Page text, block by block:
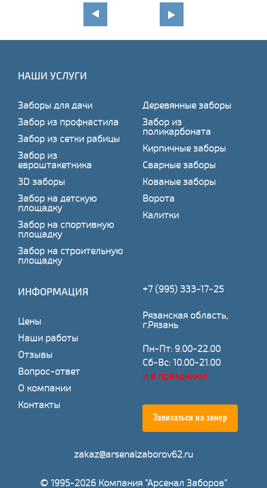
НАШИ УСЛУГИ
Заборы для дачи
Забор из профнастила
Забор из сетки рабицы
Забор из
евроштакетника
3D заборы
Забор на детскую
площадку
Забор на спортивную
площадку
Забор на строительную
площадку
Деревянные заборы
Забор из
поликарбоната
Кирпичные заборы
Сварные заборы
Кованые заборы
Ворота
Калитки
ИНФОРМАЦИЯ
Цены
Наши работы
Отзывы
Вопрос-ответ
О компании
Контакты
+7 (995) 333-17-25
Рязанская область,
г.Рязань
Пн-Пт: 9.00-22.00
Сб-Вс: 10.00-21.00
и в праздники!
Записаться на замер
zakaz@arsenalzaborov62.ru
© 1995-2026 Компания "Арсенал Заборов"